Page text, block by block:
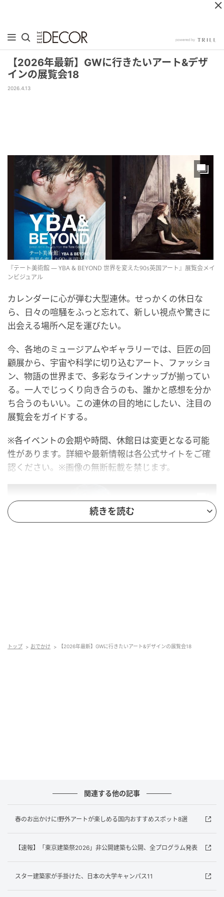
【2026年最新】GWに行きたいアート&デザ
インの展覧会18
2026.4.13
『テート美術館 ― YBA & BEYOND 世界を変えた90s英国アート』展覧会メイ
ンビジュアル
カレンダーに心が弾む大型連休。せっかくの休日な
ら、日々の喧騒をふっと忘れて、新しい視点や驚きに
出会える場所へ足を運びたい。
今、各地のミュージアムやギャラリーでは、巨匠の回
顧展から、宇宙や科学に切り込むアート、ファッショ
ン、物語の世界まで、多彩なラインナップが揃ってい
る。一人でじっくり向き合うのも、誰かと感想を分か
ち合うのもいい。この連休の目的地にしたい、注目の
展覧会をガイドする。
※各イベントの会期や時間、休館日は変更となる可能
性があります。詳細や最新情報は各公式サイトをご確
認ください。※画像の無断転載を禁じます。
術／東京都現代美術館
向かい、やがて宇宙への旅が日常のものとなりつつあ
みを、インスタレーションやゲーム形式の作品や、XR
トや作品上映、ワークショップなども実施予定。
会期／～2026年5月6日（水・振休）
会場／東京都現代美術館（東京都江東区三好4-1-1）
続きを読む
トップ おでかけ 【2026年最新】GWに行きたいアート&デザインの展覧会18
関連する他の記事
春のお出かけに!野外アートが楽しめる国内おすすめスポット8選
【速報】「東京建築祭2026」非公開建築も公開、全プログラム発表
スター建築家が手掛けた、日本の大学キャンパス11